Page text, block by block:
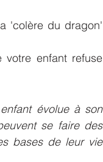
'colère du dragon'
enfant refuse
évolue à son
se faire des
bases de leur vie